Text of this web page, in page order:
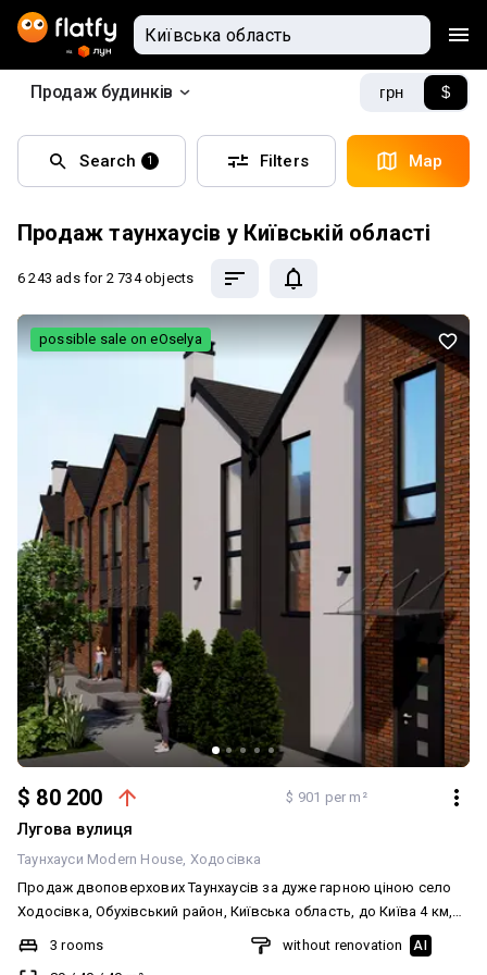
Продаж будинків грн $
Search 1 Filters Map
Продаж таунхаусів у Київській області
6 243 ads for 2 734 objects
$ 80 200 $ 901 per m²
Лугова вулиця
Таунхауси Modern House Ходосівка
Продаж двоповерхових Таунхаусів за дуже гарною ціною село
Ходосівка, Обухівський район, Київська область, до Київа 4 км,
до печерська 15 хвилин. Тауни на завершені будівництва, поки
що ціна 900 у.о. м2. Готові будуть коштувати по 1100 у.о. за m2.
3 rooms
without renovation AI
possible sale on eOselya